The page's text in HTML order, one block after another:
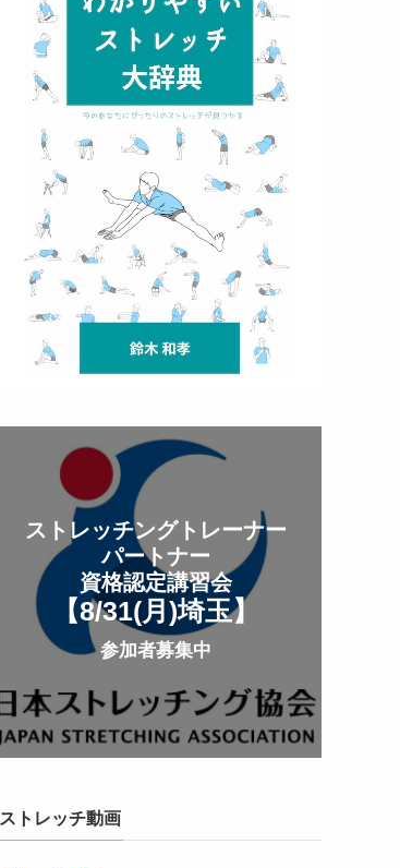
ストレッチングトレーナー
パートナー
資格認定講習会
【8/31(月 )埼玉】
参加者募集中
ストレッチ動画